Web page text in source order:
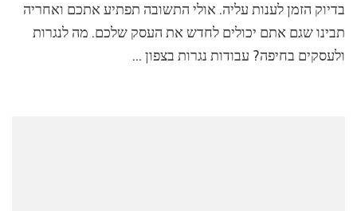
בדיוק הזמן לענות עליה. אולי התשובה תפתיע אתכם ואחריה
תבינו שגם אתם יכולים לחדש את העסק שלכם. מה לנגרות
ולעסקים בחיפה? עבודות נגרות בצפון …